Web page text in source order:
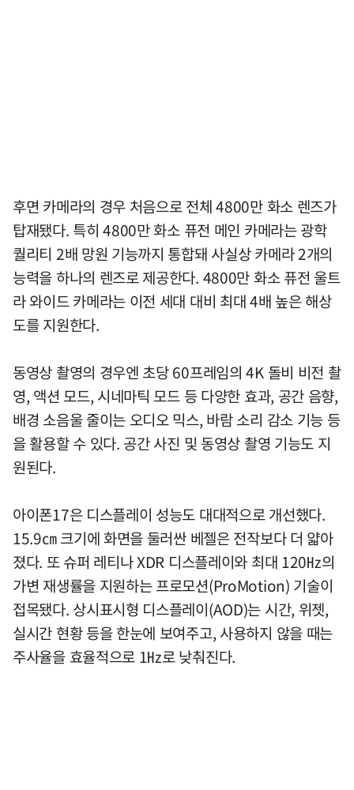
후면 카메라의 경우 처음으로 전체 4800만 화소 렌즈가
탑재됐다. 특히 4800만 화소 퓨전 메인 카메라는 광학
퀄리티 2배 망원 기능까지 통합돼 사실상 카메라 2개의
능력을 하나의 렌즈로 제공한다. 4800만 화소 퓨전 울트
라 와이드 카메라는 이전 세대 대비 최대 4배 높은 해상
도를 지원한다.
동영상 촬영의 경우엔 초당 60프레임의 4K 돌비 비전 촬
영, 액션 모드, 시네마틱 모드 등 다양한 효과, 공간 음향,
배경 소음울 줄이는 오디오 믹스, 바람 소리 감소 기능 등
을 활용할 수 있다. 공간 사진 및 동영상 촬영 기능도 지
원된다.
아이폰17은 디스플레이 성능도 대대적으로 개선했다.
15.9㎝ 크기에 화면을 둘러싼 베젤은 전작보다 더 얇아
졌다. 또 슈퍼 레티나 XDR 디스플레이와 최대 120㎐의
가변 재생률을 지원하는 프로모션(ProMotion) 기술이
접목됐다. 상시표시형 디스플레이(AOD)는 시간, 위젯,
실시간 현황 등을 한눈에 보여주고, 사용하지 않을 때는
주사율을 효율적으로 1㎐로 낮춰진다.